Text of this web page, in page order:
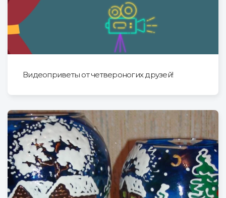
Видеоприветы от четвероногих друзей!